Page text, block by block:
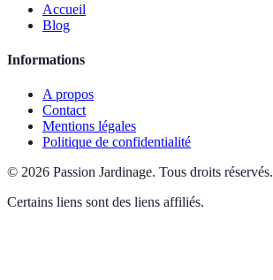
Accueil
Blog
Informations
A propos
Contact
Mentions légales
Politique de confidentialité
© 2026 Passion Jardinage. Tous droits réservés.
Certains liens sont des liens affiliés.